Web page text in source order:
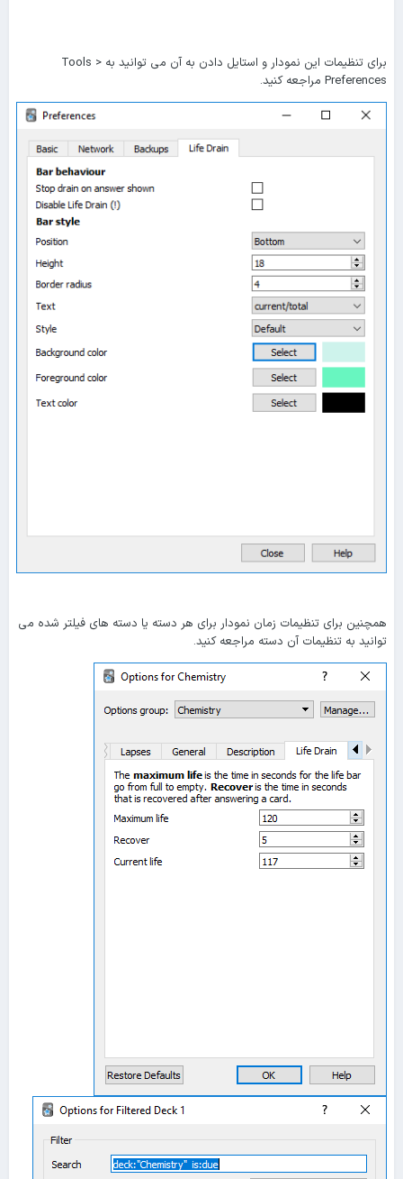
برای تنظیمات این نمودار و استایل دادن به آن می توانید به Tools >
Preferences مراجعه کنید.
همچنین برای تنظیمات زمان نمودار برای هر دسته یا دسته های فیلتر شده می
توانید به تنظیمات آن دسته مراجعه کنید.